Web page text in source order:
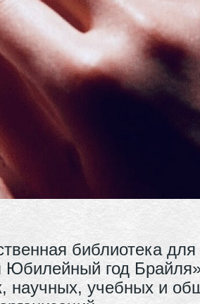
библиотека
год
научных, учебных и